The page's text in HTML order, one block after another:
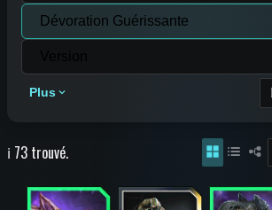
Plus
ℹ️ 73 trouvé.